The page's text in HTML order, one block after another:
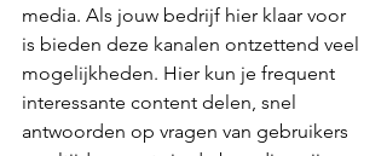
media. Als jouw bedrijf hier klaar voor
is bieden deze kanalen ontzettend veel
mogelijkheden. Hier kun je frequent
interessante content delen, snel
antwoorden op vragen van gebruikers